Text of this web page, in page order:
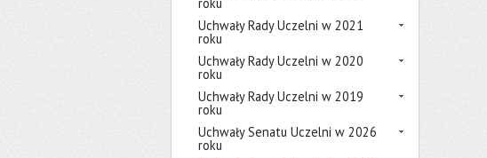
Uchwały Rady Uczelni w 2021
roku
Uchwały Rady Uczelni w 2020
roku
Uchwały Rady Uczelni w 2019
roku
Uchwały Senatu Uczelni w 2026
roku